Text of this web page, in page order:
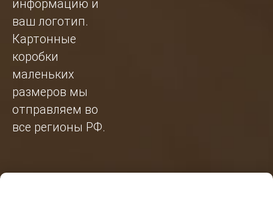
информацию и
ваш логотип.
Картонные
коробки
маленьких
размеров мы
отправляем во
все регионы РФ.